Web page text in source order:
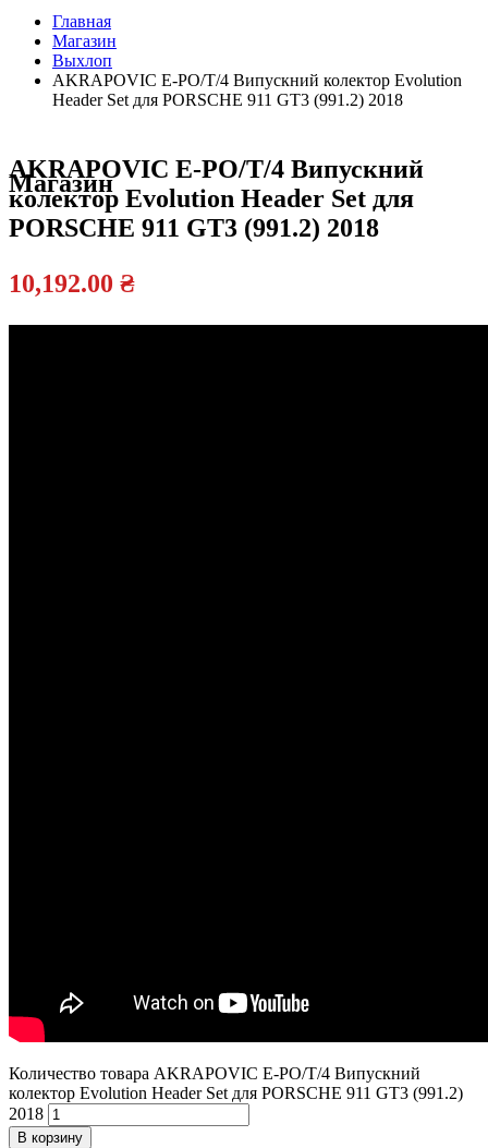
Главная
Магазин
Выхлоп
AKRAPOVIC E-PO/T/4 Випускний колектор Evolution
Header Set для PORSCHE 911 GT3 (991.2) 2018
Магазин
AKRAPOVIC E-PO/T/4 Випускний
колектор Evolution Header Set для
PORSCHE 911 GT3 (991.2) 2018
10,192.00 ₴
Количество товара AKRAPOVIC E-PO/T/4 Випускний
колектор Evolution Header Set для PORSCHE 911 GT3 (991.2)
2018
В корзину